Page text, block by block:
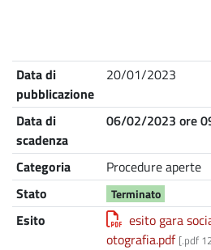
Nome Descrizione
Data di
pubblicazione
20/01/2023
Data di
scadenza
06/02/2023 ore
Categoria
Procedure aperte
Stato
Terminato
Esito
esito gara
otografia.pdf [.pdf